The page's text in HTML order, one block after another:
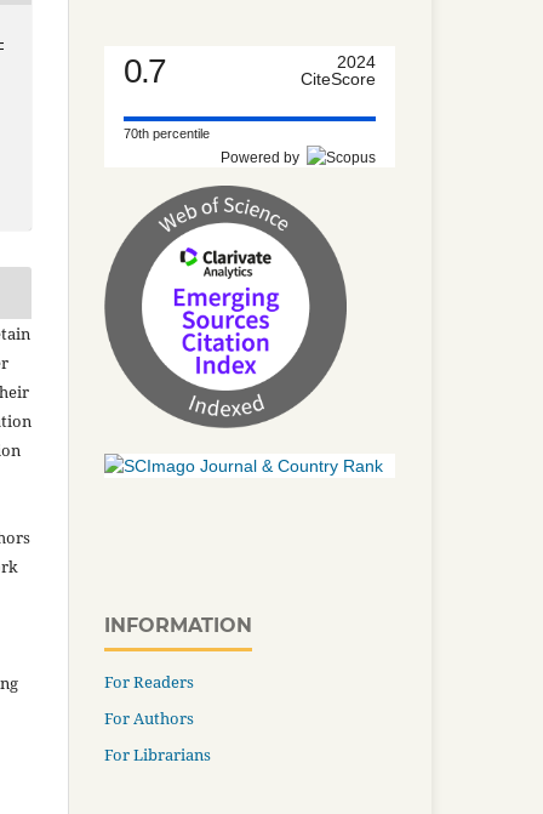
0.7
2024
CiteScore
70th percentile
Powered by
INFORMATION
For Readers
For Authors
For Librarians